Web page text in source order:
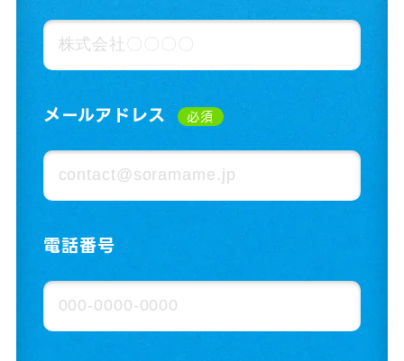
メールアドレス 必須
電話番号